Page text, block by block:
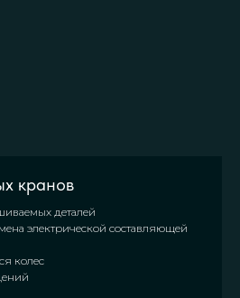
кранов
деталей
электрической составляющей
колес